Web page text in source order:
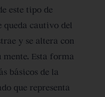
este tipo de
queda cautivo del
y se altera con
mente. Esta forma
básicos de la
que representa